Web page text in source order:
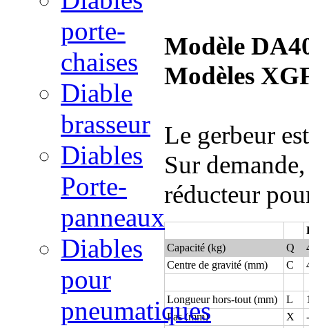
Modèle
Modèles
Le gerbeur
Sur
réducteur
Capacité (kg)
Q
Centre de gravité (mm)
C
Longueur hors-tout (mm) L
Pas (mm)
X
porte-
chaises
Diable
brasseur
Diables
Porte-
panneaux
Diables
pour
pneumatiques